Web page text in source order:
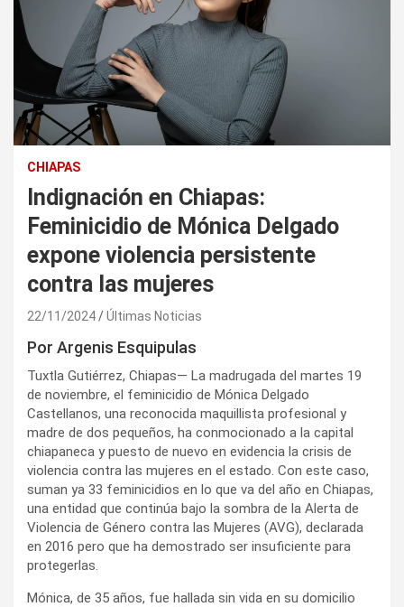
CHIAPAS
Indignación en Chiapas:
Feminicidio de Mónica Delgado
expone violencia persistente
contra las mujeres
22/11/2024 Últimas Noticias
Por Argenis Esquipulas
Tuxtla Gutiérrez, Chiapas— La madrugada del martes 19
de noviembre, el feminicidio de Mónica Delgado
Castellanos, una reconocida maquillista profesional y
madre de dos pequeños, ha conmocionado a la capital
chiapaneca y puesto de nuevo en evidencia la crisis de
violencia contra las mujeres en el estado. Con este caso,
suman ya 33 feminicidios en lo que va del año en Chiapas,
una entidad que continúa bajo la sombra de la Alerta de
Violencia de Género contra las Mujeres (AVG), declarada
en 2016 pero que ha demostrado ser insuficiente para
protegerlas.
Mónica, de 35 años, fue hallada sin vida en su domicilio